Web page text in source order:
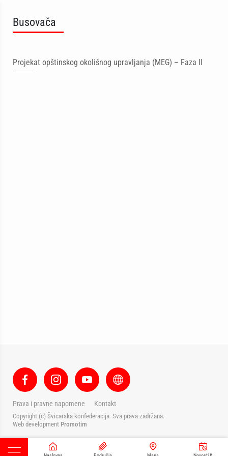
Busovača
Projekat opštinskog okolišnog upravljanja (MEG) – Faza II
Prava i pravne napomene Kontakt
Copyright (c) Švicarska konfederacija. Sva prava zadržana.
Web development Promotim